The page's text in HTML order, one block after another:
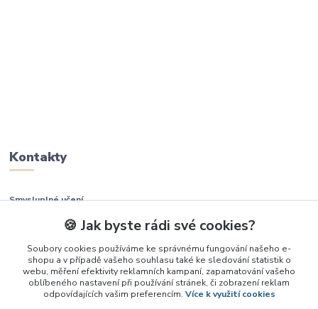
Kontakty
Smysluplné učení
+420 737 937 936
info@smysluplneuceni.cz
🍪 Jak byste rádi své cookies?
Soubory cookies používáme ke správnému fungování našeho e-
shopu a v případě vašeho souhlasu také ke sledování statistik o
webu, měření efektivity reklamních kampaní, zapamatování vašeho
oblíbeného nastavení při používání stránek, či zobrazení reklam
odpovídajících vašim preferencím. Více k využití cookies